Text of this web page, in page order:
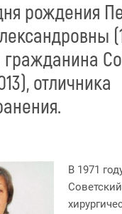
рождения
гражданина
отличника
В 1971